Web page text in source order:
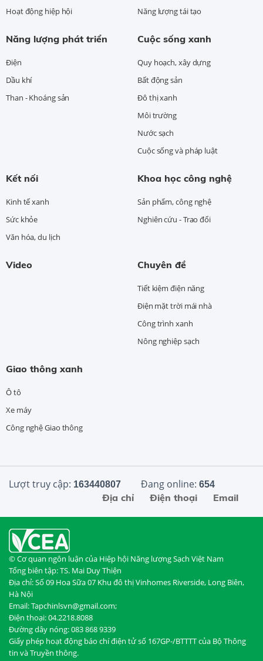
Hoạt động hiệp hội
Năng lượng tái tạo
Năng lượng phát triển
Điện
Dầu khí
Than - Khoáng sản
Cuộc sống xanh
Quy hoạch, xây dựng
Bất động sản
Đô thị xanh
Môi trường
Nước sạch
Cuộc sống và pháp luật
Kết nối
Kinh tế xanh
Sức khỏe
Văn hóa, du lịch
Khoa học công nghệ
Sản phẩm, công nghệ
Nghiên cứu - Trao đổi
Video Chuyên đề
Tiết kiệm điện năng
Điện mặt trời mái nhà
Công trình xanh
Nông nghiệp sạch
Giao thông xanh
Ô tô
Xe máy
Công nghệ Giao thông
Lượt truy cập: 163440807 Đang online: 654
Email
Điện thoại
Địa chỉ
© Cơ quan ngôn luận của Hiệp hội Năng lượng Sạch Việt Nam
Tổng biên tập: TS. Mai Duy Thiện
Địa chỉ: Số 09 Hoa Sữa 07 Khu đô thị Vinhomes Riverside, Long Biên,
Hà Nội
Email: Tapchinlsvn@gmail.com;
Điện thoại: 04.2218.8088
Đường dây nóng: 083 868 9339
Giấy phép hoạt động báo chí điện tử số 167GP-/BTTTT của Bộ Thông
tin và Truyền thông.